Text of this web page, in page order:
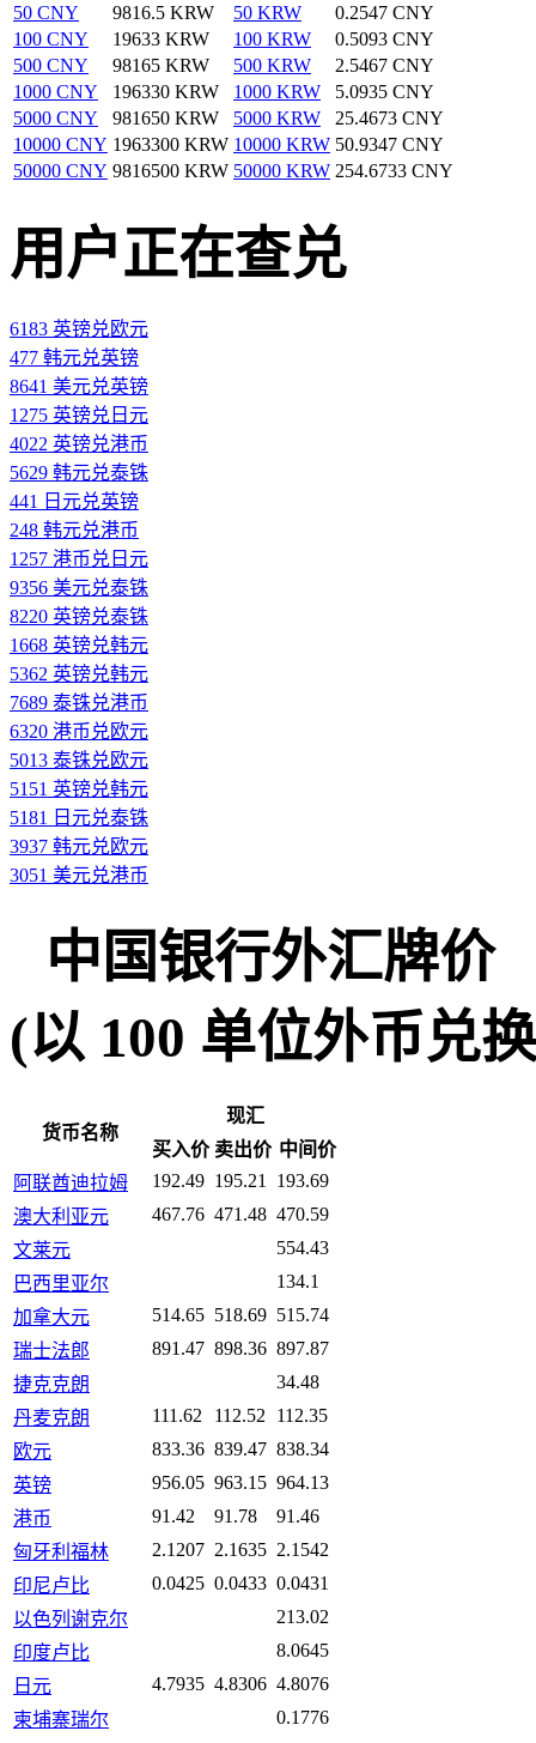
50 CNY
9816.5 KRW 50 KRW
0.2547 CNY
100 CNY
19633 KRW 100 KRW
0.5093 CNY
500 CNY
98165 KRW 500 KRW
2.5467 CNY
1000 CNY
196330 KRW 1000 KRW
5.0935 CNY
5000 CNY
981650 KRW 5000 KRW
25.4673 CNY
10000 CNY 1963300 KRW 10000 KRW 50.9347 CNY
50000 CNY 9816500 KRW 50000 KRW 254.6733 CNY
用户正在查兑
6183 英镑兑欧元
477 韩元兑英镑
8641 美元兑英镑
1275 英镑兑日元
4022 英镑兑港币
5629 韩元兑泰铢
441 日元兑英镑
248 韩元兑港币
1257 港币兑日元
9356 美元兑泰铢
8220 英镑兑泰铢
1668 英镑兑韩元
5362 英镑兑韩元
7689 泰铢兑港币
6320 港币兑欧元
5013 泰铢兑欧元
5151 英镑兑韩元
5181 日元兑泰铢
3937 韩元兑欧元
3051 美元兑港币
中国银行外汇牌价
(以 100 单位外币兑
货币名称
现汇
买入价 卖出价 中间价
阿联酋迪拉姆
192.49 195.21
193.69
澳大利亚元
467.76 471.48 470.59
文莱元
554.43
巴西里亚尔
134.1
加拿大元
514.65 518.69 515.74
瑞士法郎
891.47 898.36 897.87
捷克克朗
34.48
丹麦克朗
111.62 112.52
112.35
欧元
833.36 839.47 838.34
英镑
956.05 963.15 964.13
港币
91.42 91.78
91.46
匈牙利福林
2.1207 2.1635 2.1542
印尼卢比
0.0425 0.0433 0.0431
以色列谢克尔
213.02
印度卢比
8.0645
日元
4.7935 4.8306 4.8076
柬埔寨瑞尔
0.1776